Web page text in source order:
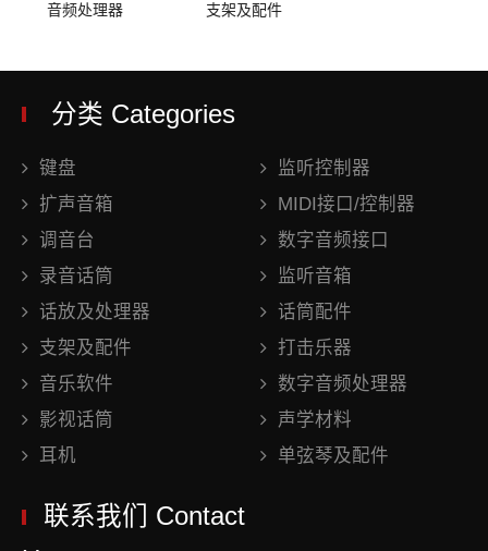
音频处理器 支架及配件
分类 Categories
键盘
监听控制器
扩声音箱
MIDI接口/控制器
调音台
数字音频接口
录音话筒
监听音箱
话放及处理器
话筒配件
支架及配件
打击乐器
音乐软件
数字音频处理器
影视话筒
声学材料
耳机
单弦琴及配件
联系我们 Contact